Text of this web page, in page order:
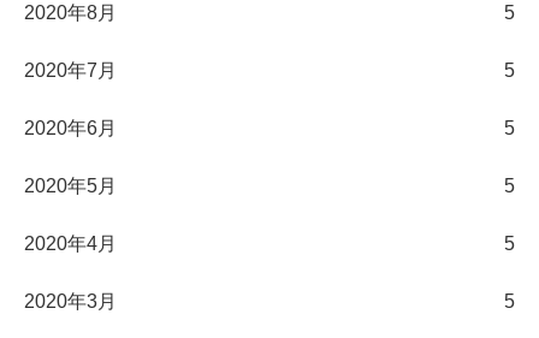
2020年8月 5
2020年7月 5
2020年6月 5
2020年5月 5
2020年4月 5
2020年3月 5